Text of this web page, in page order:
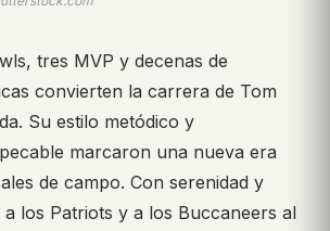
tres MVP y decenas de
convierten la carrera de Tom
Su estilo metódico y
marcaron una nueva era
de campo. Con serenidad y
los Patriots y a los Buccaneers al